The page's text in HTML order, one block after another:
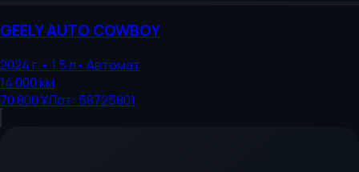
GEELY AUTO COWBOY
2024г.• 1.5л• Автомат
14 000км
70 800 ¥Лот: 58725801